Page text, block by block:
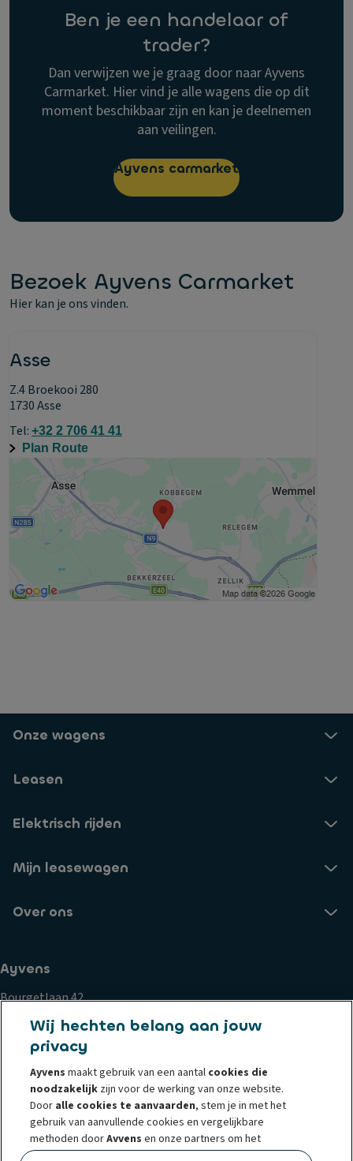
Ben je een handelaar of
trader?
Dan verwijzen we je graag door naar Ayvens
Carmarket. Hier vind je alle wagens die op dit
moment beschikbaar zijn en kan je deelnemen
aan veilingen.
Ayvens carmarket
Bezoek Ayvens Carmarket
Hier kan je ons vinden.
Asse
Z.4 Broekooi 280
1730 Asse
Tel: +32 2 706 41 41
Plan Route
Onze wagens
Leasen
Elektrisch rijden
Mijn leasewagen
Over ons
Ayvens
Bourgetlaan 42
1932 Zaventem
Cookiebeleid
Whistleblowing
Gebruiksvoorwaarden
Klachten
Corporate
Societe Generale Wettelijke documenten
Wij hechten belang aan jouw
privacy
Ayvens maakt gebruik van een aantal cookies die
noodzakelijk zijn voor de werking van onze website.
Door alle cookies te aanvaarden, stem je in met het
gebruik van aanvullende cookies en vergelijkbare
methoden doorAyvens en onze partners om het
webverkeer en het onlinegedrag te analyseren, om